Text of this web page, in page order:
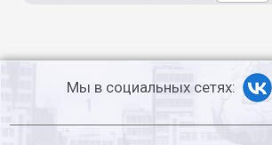
Мы в социальных сетях: